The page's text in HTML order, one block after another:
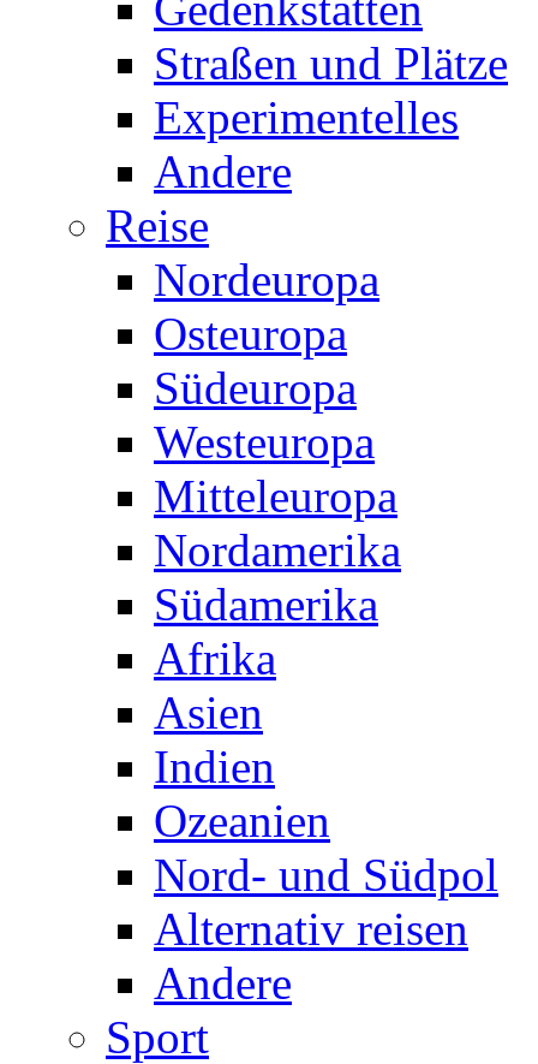
Straßen und Plätze
Experimentelles
Andere
Reise
Nordeuropa
Osteuropa
Südeuropa
Westeuropa
Mitteleuropa
Nordamerika
Südamerika
Afrika
Asien
Indien
Ozeanien
Nord- und Südpol
Alternativ reisen
Andere
Sport